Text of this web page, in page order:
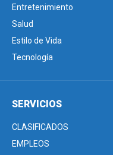
Entretenimiento
Salud
Estilo de Vida
Tecnología
SERVICIOS
CLASIFICADOS
EMPLEOS